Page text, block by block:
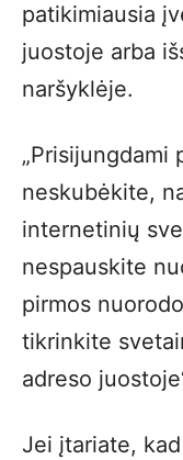
patikimiausia
juostoje arba
naršyklėje.
„Prisijungdami
neskubėkite,
internetinių
nespauskite
pirmos
tikrinkite
adreso
Jei įtariate,